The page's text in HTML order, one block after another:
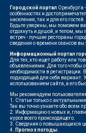
Городской портал Оренбурга
особенностях и
населения, так и для его
Будьте уверены, мы поможем
отдохнуть и душой, и телом, мы
встреч - лучшие рестораны
сведения о времени сеансов вы
Информационный портал
Для тех, кто ищет работу или
объявлениями. Для того чтобы
необходимости в регистрации.
подходящий для себя вариант.
использованием сайта, а его
Мы рекомендуем
1. Статьи только с актуальными
Так вы точно узнаете обо всем
2. Информацию о новых и,
курсе всего происходящего.
3. Сведения о повышающихся
4.
Прогноз погоды